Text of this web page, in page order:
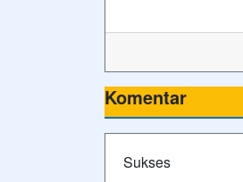
Komentar
Sukses